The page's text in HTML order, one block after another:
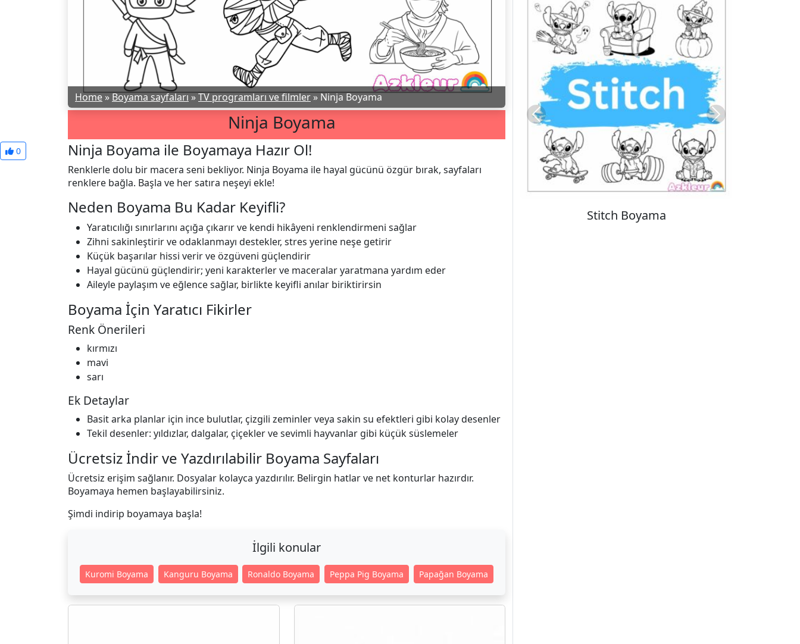
Home»Boyama sayfaları»TV programları ve filmler»Ninja Boyama
Ninja Boyama
0 Ninja Boyama ile Boyamaya Hazır Ol!
Renklerle dolu bir macera seni bekliyor. Ninja Boyama ile hayal gücünü özgür bırak, sayfaları
renklere bağla. Başla ve her satıra neşeyi ekle!
Neden Boyama Bu Kadar Keyifli?
Yaratıcılığı sınırlarını açığa çıkarır ve kendi hikâyeni renklendirmeni sağlar
Zihni sakinleştirir ve odaklanmayı destekler, stres yerine neşe getirir
Küçük başarılar hissi verir ve özgüveni güçlendirir
Hayal gücünü güçlendirir; yeni karakterler ve maceralar yaratmana yardım eder
Aileyle paylaşım ve eğlence sağlar, birlikte keyifli anılar biriktirirsin
Boyama İçin Yaratıcı Fikirler
Renk Önerileri
kırmızı
mavi
sarı
Ek Detaylar
Basit arka planlar için ince bulutlar, çizgili zeminler veya sakin su efektleri gibi kolay desenler
Tekil desenler: yıldızlar, dalgalar, çiçekler ve sevimli hayvanlar gibi küçük süslemeler
Ücretsiz İndir ve Yazdırılabilir Boyama Sayfaları
Ücretsiz erişim sağlanır. Dosyalar kolayca yazdırılır. Belirgin hatlar ve net konturlar hazırdır.
Boyamaya hemen başlayabilirsiniz.
Şimdi indirip boyamaya başla!
İlgili konular
Kuromi Boyama Kanguru Boyama Ronaldo Boyama Peppa Pig Boyama Papağan Boyama
Cinnamoroll Boyama
Previous Next